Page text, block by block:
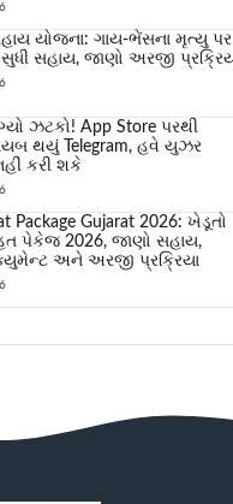
યોજના: ગાય-ભેંસના મૃત્યુ પર
સહાય, જાણો અરજી
ઝટકો! App Store પરથી
થયું Telegram, હવે યુઝર
કરી શકે
Package Gujarat 2026: ખેડૂતો
પેકેજ 2026, જાણો સહાય,
અને અરજી પ્રક્રિયા